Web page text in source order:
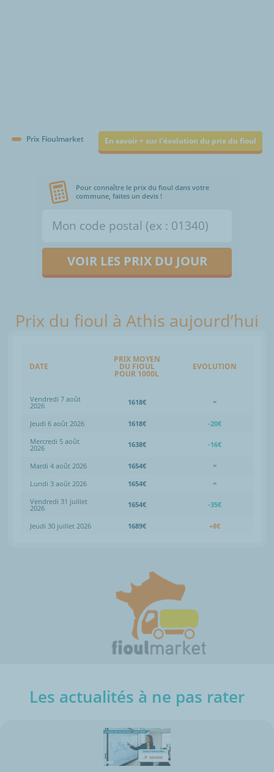
Prix Fioulmarket En savoir + sur l'évolution du prix du fioul
Pour connaître le prix du fioul dans votre
commune, faites un devis !
VOIR LES PRIX DU JOUR
Prix du fioul à Athis aujourd’hui
DATE
PRIX MOYEN
DU FIOUL
POUR 1000L
EVOLUTION
Vendredi 7 août
2026 1618€ =
Jeudi 6 août 2026 1618€
-20€
Mercredi 5 août
2026 1638€ -16€
Mardi 4 août 2026 1654€
=
Lundi 3 août 2026
1654€
=
Vendredi 31 juillet
2026 1654€ -35€
Jeudi 30 juillet 2026 1689€ +8€
Les actualités à ne pas rater